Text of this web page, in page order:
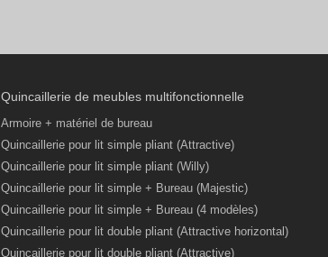
Quincaillerie de meubles multifonctionnelle
Armoire + matériel de bureau
Quincaillerie pour lit simple pliant (Attractive)
Quincaillerie pour lit simple pliant (Willy)
Quincaillerie pour lit simple + Bureau (Majestic)
Quincaillerie pour lit simple + Bureau (4 modèles)
Quincaillerie pour lit double pliant (Attractive horizontal)
Quincaillerie pour lit double pliant (Attractive)